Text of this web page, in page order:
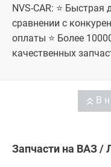
NVS-CAR: ⭐ Быстрая
сравнении с
оплаты ⭐ Более
качественных
В
Запчасти на ВАЗ /